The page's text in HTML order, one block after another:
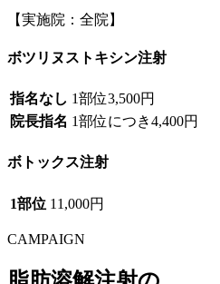
【実施院：全院】
ボツリヌストキシン注射
指名なし 1部位3,500円
院長指名 1部位につき4,400円
ボトックス注射
1部位 11,000円
CAMPAIGN